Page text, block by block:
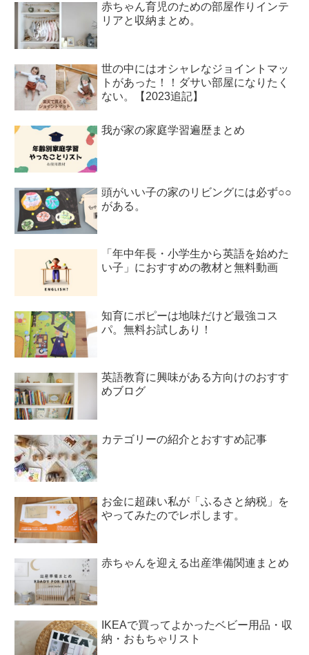
赤ちゃん育児のための部屋作りインテ
リアと収納まとめ。
世の中にはオシャレなジョイントマッ
トがあった！！ダサい部屋になりたく
ない。【2023追記】
我が家の家庭学習遍歴まとめ
頭がいい子の家のリビングには必ず○○
がある。
「年中年長・小学生から英語を始めた
い子」におすすめの教材と無料動画
知育にポピーは地味だけど最強コス
パ。無料お試しあり！
英語教育に興味がある方向けのおすす
めブログ
カテゴリーの紹介とおすすめ記事
お金に超疎い私が「ふるさと納税」を
やってみたのでレポします。
赤ちゃんを迎える出産準備関連まとめ
IKEAで買ってよかったベビー用品・収
納・おもちゃリスト